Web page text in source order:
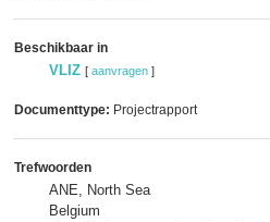
Beschikbaar in
VLIZ [ aanvragen ]
Documenttype: Projectrapport
Trefwoorden
ANE, North Sea
Belgium